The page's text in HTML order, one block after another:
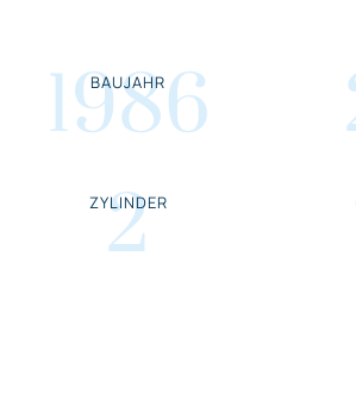
1986
BAUJAHR
2
ZYLINDER